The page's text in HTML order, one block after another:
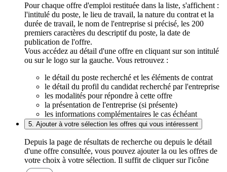
Pour chaque offre d'emploi restituée dans la liste, s'affichent :
l'intitulé du poste, le lieu de travail, la nature du contrat et la
durée de travail, le nom de l'entreprise si précisé, les 200
premiers caractères du descriptif du poste, la date de
publication de l'offre.
Vous accédez au détail d'une offre en cliquant sur son intitulé
ou sur le logo sur la gauche. Vous retrouvez :
le détail du poste recherché et les éléments de contrat
le détail du profil du candidat recherché par l'entreprise
les modalités pour répondre à cette offre
la présentation de l'entreprise (si présente)
les informations complémentaires le cas échéant
5. Ajouter à votre sélection les offres qui vous intéressent
Depuis la page de résultats de recherche ou depuis le détail
d'une offre consultée, vous pouvez ajouter la ou les offres de
votre choix à votre sélection. Il suffit de cliquer sur l'icône